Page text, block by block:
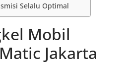
Selalu Optimal
Mobil
Jakarta